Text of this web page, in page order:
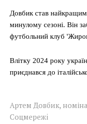
Довбик став
минулому сезоні. Він
футбольний клуб
Влітку 2024 року
приєднався до
Артем Довбик,
Соцмережi